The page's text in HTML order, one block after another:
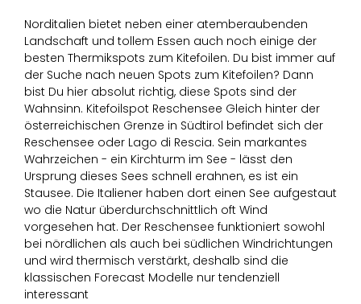
Norditalien bietet neben einer atemberaubenden
Landschaft und tollem Essen auch noch einige der
besten Thermikspots zum Kitefoilen. Du bist immer auf
der Suche nach neuen Spots zum Kitefoilen? Dann
bist Du hier absolut richtig, diese Spots sind der
Wahnsinn. Kitefoilspot Reschensee Gleich hinter der
österreichischen Grenze in Südtirol befindet sich der
Reschensee oder Lago di Rescia. Sein markantes
Wahrzeichen - ein Kirchturm im See - lässt den
Ursprung dieses Sees schnell erahnen, es ist ein
Stausee. Die Italiener haben dort einen See aufgestaut
wo die Natur überdurchschnittlich oft Wind
vorgesehen hat. Der Reschensee funktioniert sowohl
bei nördlichen als auch bei südlichen Windrichtungen
und wird thermisch verstärkt, deshalb sind die
klassischen Forecast Modelle nur tendenziell
interessant